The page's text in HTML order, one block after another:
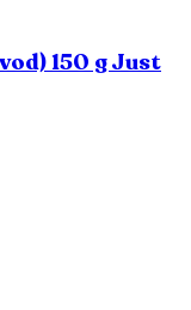
150 g Just